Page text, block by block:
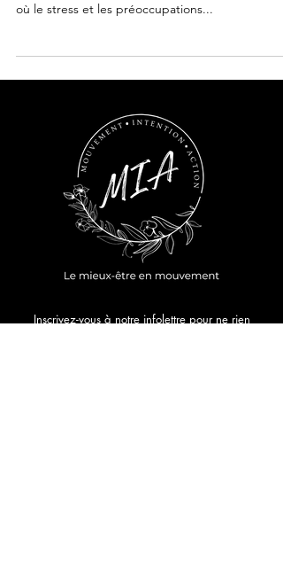
où le stress et les préoccupations...
Inscrivez-vous à notre infolettre pour ne rien